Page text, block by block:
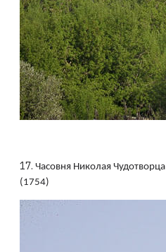
17. Часовня Николая Чудотворца
(1754)